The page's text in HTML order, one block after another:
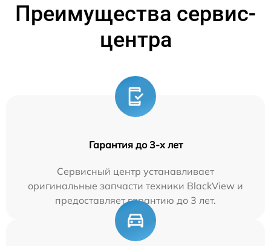
Преимущества сервис-
центра
Гарантия до 3-х лет
Сервисный центр устанавливает
оригинальные запчасти техники BlackView и
предоставляет гарантию до 3 лет.